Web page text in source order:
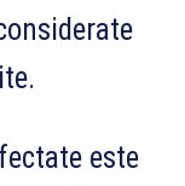
este